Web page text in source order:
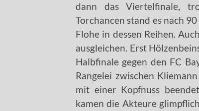
dann das Viertelfinale,
Torchancen stand es nach
Flohe in dessen Reihen.
ausgleichen. Erst
Halbfinale gegen den FC
Rangelei zwischen
mit einer Kopfnuss
kamen die Akteure